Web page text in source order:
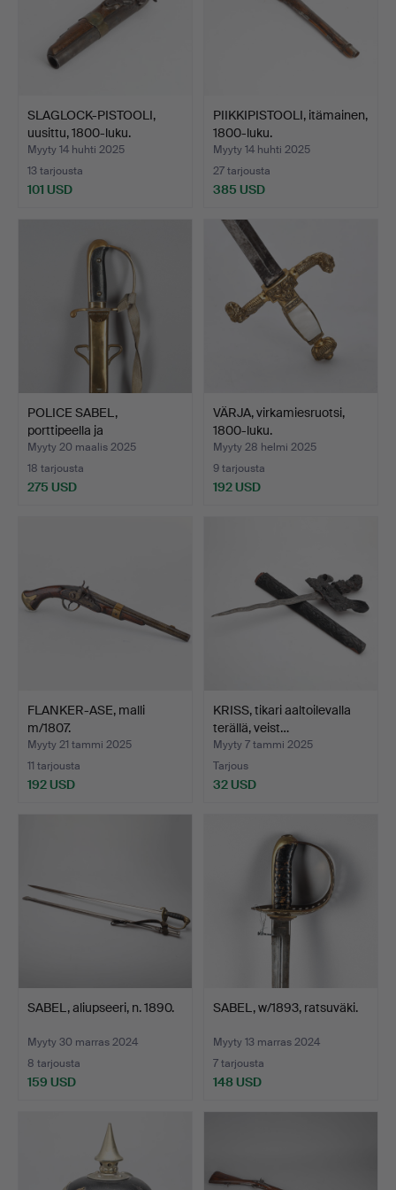
SLAGLOCK-PISTOOLI,
uusittu, 1800-luku.
Myyty 14 huhti 2025
13 tarjousta
101 USD
PIIKKIPISTOOLI, itämainen,
1800-luku.
Myyty 14 huhti 2025
27 tarjousta
385 USD
POLICE SABEL,
porttipeella ja
kylpyammeell…
Myyty 20 maalis 2025
18 tarjousta
275 USD
VÄRJA, virkamiesruotsi,
1800-luku.
Myyty 28 helmi 2025
9 tarjousta
192 USD
FLANKER-ASE, malli
m/1807.
Myyty 21 tammi 2025
11 tarjousta
192 USD
KRISS, tikari aaltoilevalla
terällä, veist…
Myyty 7 tammi 2025
Tarjous
32 USD
SABEL, aliupseeri, n. 1890.
Myyty 30 marras 2024
8 tarjousta
159 USD
SABEL, w/1893, ratsuväki.
Myyty 13 marras 2024
7 tarjousta
148 USD